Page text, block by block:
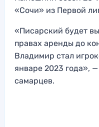
«Сочи» из Первой
«Писарский будет
правах аренды до
Владимир стал
январе 2023 года»,
самарцев.